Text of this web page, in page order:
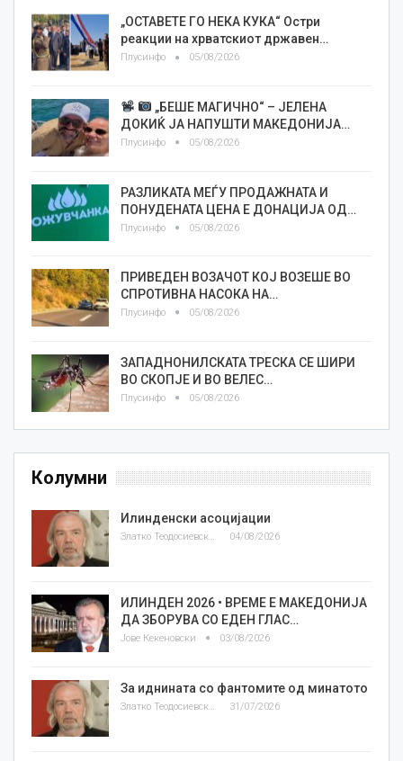
„ОСТАВЕТЕ ГО НЕКА КУКА“ Остри
реакции на хрватскиот државен…
Плусинфо 05/08/2026
„БЕШЕ МАГИЧНО“ – ЈЕЛЕНА
ДОКИЌ ЈА НАПУШТИ МАКЕДОНИЈА…
Плусинфо 05/08/2026
РАЗЛИКАТА МЕЃУ ПРОДАЖНАТА И
ПОНУДЕНАТА ЦЕНА Е ДОНАЦИЈА ОД…
Плусинфо 05/08/2026
ПРИВЕДЕН ВОЗАЧОТ КОЈ ВОЗЕШЕ ВО
СПРОТИВНА НАСОКА НА…
Плусинфо 05/08/2026
ЗАПАДНОНИЛСКАТА ТРЕСКА СЕ ШИРИ
ВО СКОПЈЕ И ВО ВЕЛЕС…
Плусинфо 05/08/2026
Колумни
Илинденски асоцијации
04/08/2026
ИЛИНДЕН 2026 • ВРЕМЕ Е МАКЕДОНИЈА
ДА ЗБОРУВА СО ЕДЕН ГЛАС…
Јове Кекеновски 03/08/2026
За иднината со фантомите од минатото
Златко Теодосиевски 31/07/2026